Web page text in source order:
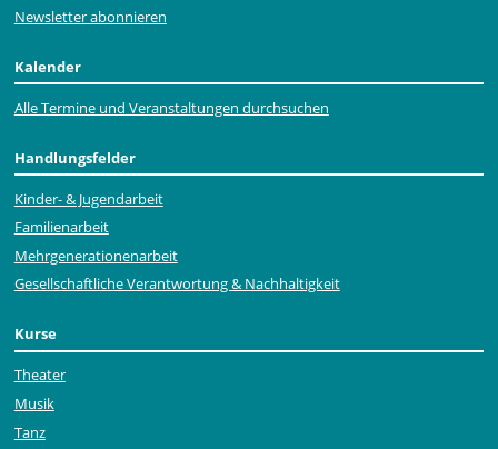
Newsletter abonnieren
Kalender
Alle Termine und Veranstaltungen durchsuchen
Handlungsfelder
Kinder- & Jugendarbeit
Familienarbeit
Mehr­generationen­arbeit
Gesellschaftliche Verantwortung & Nachhaltigkeit
Kurse
Theater
Musik
Tanz